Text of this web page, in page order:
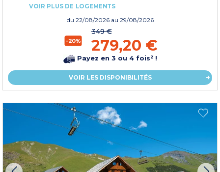
VOIR PLUS DE LOGEMENTS
du 22/08/2026 au 29/08/2026
-20%
349 €
279,20 €
Payez en 3 ou 4 fois² !
VOIR LES DISPONIBILITÉS